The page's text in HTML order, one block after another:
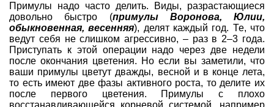
Примулы надо часто делить. Виды, разрастающиеся
довольно быстро (примулы Воронова, Юлии,
обыкновенная, весенняя), делят каждый год. Те, что
ведут себя не слишком агрессивно, – раз в 2–3 года.
Приступать к этой операции надо через две недели
после окончания цветения. Но если вы заметили, что
ваши примулы цветут дважды, весной и в конце лета,
то есть имеют две фазы активного роста, то делите их
после первого цветения. Примулы с плохо